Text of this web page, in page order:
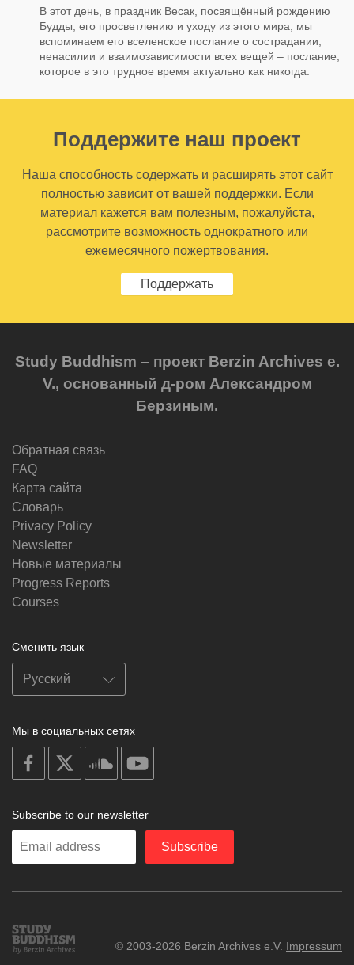
В этот день, в праздник Весак, посвящённый рождению
Будды, его просветлению и уходу из этого мира, мы
вспоминаем его вселенское послание о сострадании,
ненасилии и взаимозависимости всех вещей – послание,
которое в это трудное время актуально как никогда.
Поддержите наш проект
Наша способность содержать и расширять этот сайт
полностью зависит от вашей поддержки. Если
материал кажется вам полезным, пожалуйста,
рассмотрите возможность однократного или
ежемесячного пожертвования.
Поддержать
Study Buddhism – проект Berzin Archives e.
V., основанный д-ром Александром
Берзиным.
Обратная связь
FAQ
Карта сайта
Словарь
Privacy Policy
Newsletter
Новые материалы
Progress Reports
Courses
Сменить язык
Мы в социальных сетях
on
facebook
soundcloud
Subscribe to our newsletter
Enter
Subscribe
Study
Buddhism
© 2003-2026 Berzin Archives e.V. Impressum